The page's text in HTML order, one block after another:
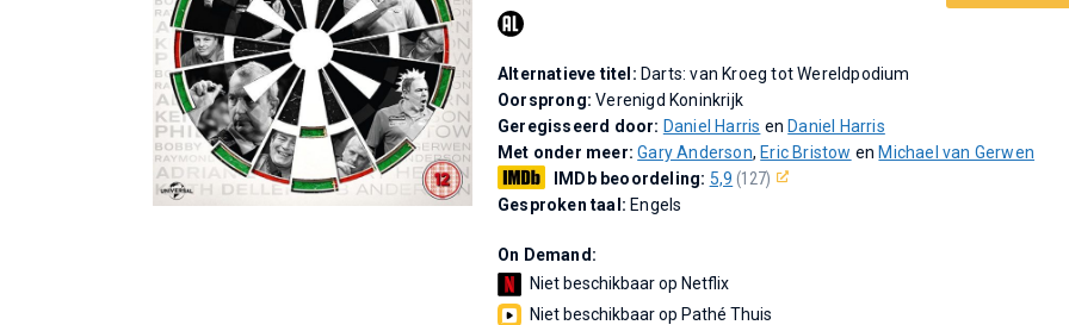
Alternatieve titel: Darts: van Kroeg tot Wereldpodium
Oorsprong:Verenigd Koninkrijk
Geregisseerd door: Daniel Harris en Daniel Harris
Met onder meer:Gary Anderson, Eric Bristow en Michael van Gerwen
IMDb beoordeling: 5,9 (127)
Gesproken taal: Engels
On Demand:
Niet beschikbaar op Netflix
Niet beschikbaar op Pathé Thuis